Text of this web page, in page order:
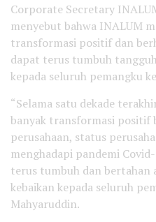
Corporate Secretary
menyebut bahwa INALUM
transformasi positif dan
dapat terus tumbuh
kepada seluruh pemangku
“Selama satu dekade
banyak transformasi positif
perusahaan, status
menghadapi pandemi
terus tumbuh dan bertahan
kebaikan kepada seluruh
Mahyaruddin.